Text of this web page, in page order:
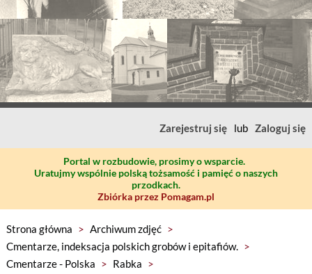
Zarejestruj się lub Zaloguj się
Portal w rozbudowie, prosimy o wsparcie.
Uratujmy wspólnie polską tożsamość i pamięć o naszych
przodkach.
Zbiórka przez Pomagam.pl
Strona główna > Archiwum zdjęć >
Cmentarze, indeksacja polskich grobów i epitafiów. >
Cmentarze - Polska > Rabka >